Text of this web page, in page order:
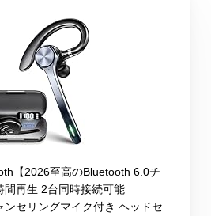
【2026至高のBluetooth 6.0チ
間再生 2台同時接続可能
ンセリングマイク付き ヘッドセ